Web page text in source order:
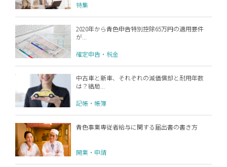
特集
2020年から青色申告特別控除65万円の適用要件
が...
確定申告・税金
中古車と新車、それぞれの減価償却と耐用年数
は？結局...
記帳・帳簿
青色事業専従者給与に関する届出書の書き方
開業・申請